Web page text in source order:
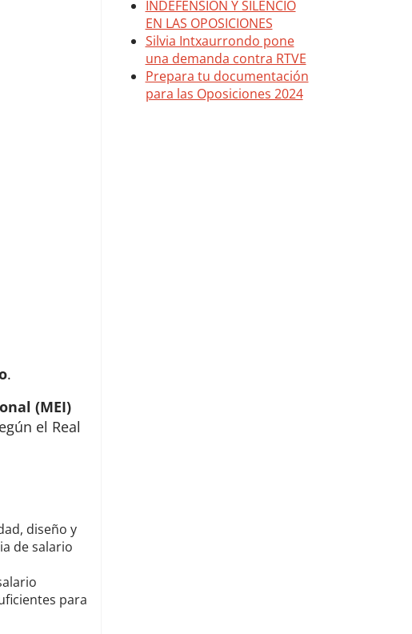
.
(MEI)
el Real
diseño y
de salario
para